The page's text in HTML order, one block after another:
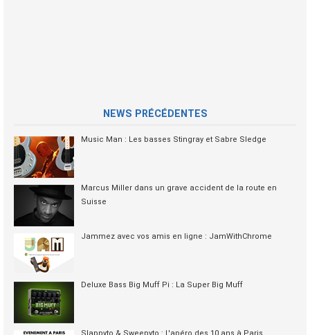
NEWS PRÉCÉDENTES
Music Man : Les basses Stingray et Sabre Sledge
Marcus Miller dans un grave accident de la route en
Suisse
Jammez avec vos amis en ligne : JamWithChrome
Deluxe Bass Big Muff Pi : La Super Big Muff
Slappyto & Sweepyto : L'apéro des 10 ans à Paris.